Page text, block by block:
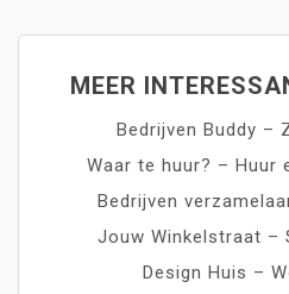
MEER
Bedrijven Buddy –
Waar te huur? – Huur
Bedrijven
Jouw Winkelstraat –
Design Huis –